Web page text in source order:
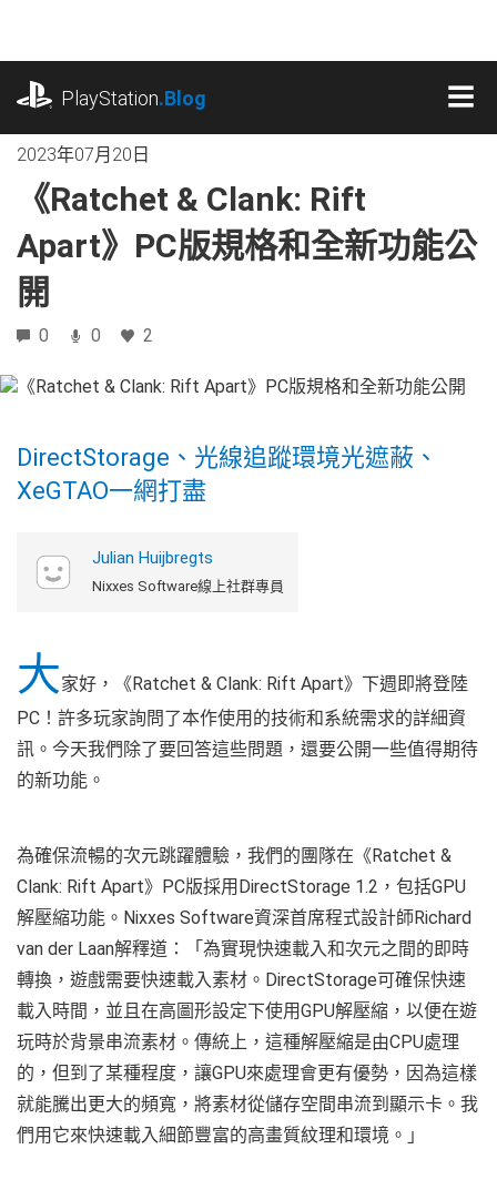
內
PlayStation.Blog
2023年07月20日
《Ratchet & Clank: Rift
Apart》PC版規格和全新功能公
開
0 0 2
DirectStorage、光線追蹤環境光遮蔽、
XeGTAO一網打盡
Julian Huijbregts
Nixxes Software線上社群專員
大家好，《Ratchet & Clank: Rift Apart》下週即將登陸
PC！許多玩家詢問了本作使用的技術和系統需求的詳細資
訊。今天我們除了要回答這些問題，還要公開一些值得期待
的新功能。
為確保流暢的次元跳躍體驗，我們的團隊在《Ratchet &
Clank: Rift Apart》PC版採用DirectStorage 1.2，包括GPU
解壓縮功能。Nixxes Software資深首席程式設計師Richard
van der Laan解釋道：「為實現快速載入和次元之間的即時
轉換，遊戲需要快速載入素材。DirectStorage可確保快速
載入時間，並且在高圖形設定下使用GPU解壓縮，以便在遊
玩時於背景串流素材。傳統上，這種解壓縮是由CPU處理
的，但到了某種程度，讓GPU來處理會更有優勢，因為這樣
就能騰出更大的頻寬，將素材從儲存空間串流到顯示卡。我
們用它來快速載入細節豐富的高畫質紋理和環境。」